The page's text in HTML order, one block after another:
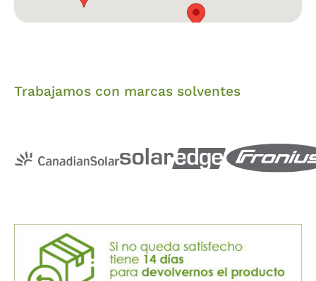
Trabajamos con marcas solventes